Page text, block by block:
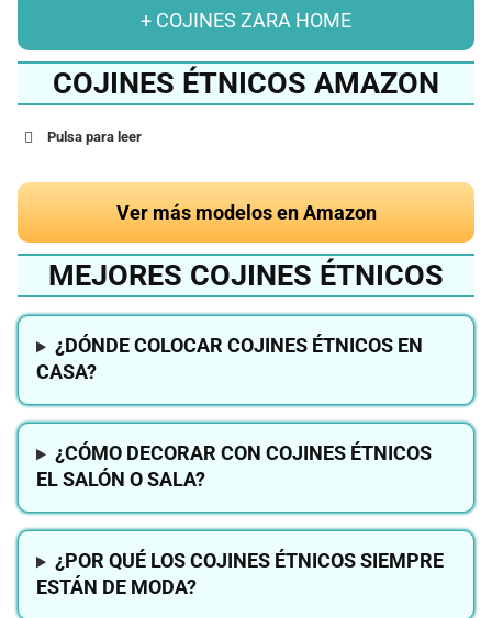
+ COJINES ZARA HOME
COJINES ÉTNICOS AMAZON
Pulsa para leer
Ver más modelos en Amazon
MEJORES COJINES ÉTNICOS
¿DÓNDE COLOCAR COJINES ÉTNICOS EN
CASA?
¿CÓMO DECORAR CON COJINES ÉTNICOS
EL SALÓN O SALA?
¿POR QUÉ LOS COJINES ÉTNICOS SIEMPRE
ESTÁN DE MODA?